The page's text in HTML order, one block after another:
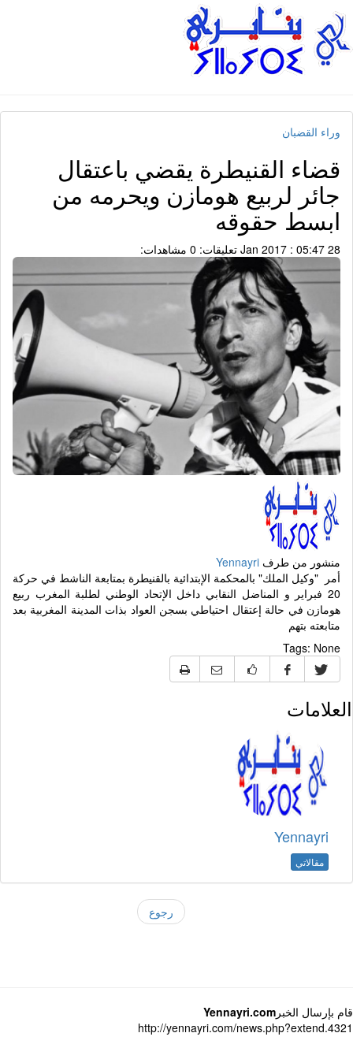
وراء القضبان
قضاء القنيطرة يقضي باعتقال
جائر لربيع هومازن ويحرمه من
ابسط حقوقه
28 Jan 2017 : 05:47 تعليقات: 0 مشاهدات:
منشور من طرف Yennayri
أمر "وكيل الملك" بالمحكمة الإبتدائية بالقنيطرة بمتابعة الناشط في حركة
20 فبراير و المناضل النقابي داخل الإتحاد الوطني لطلبة المغرب ربيع
هومازن في حالة إعتقال احتياطي بسجن العواد بذات المدينة المغربية بعد
متابعته بتهم
Tags: None
العلامات
Yennayri
مقالاتي
رجوع
قام بإرسال الخبر Yennayri.com
http://yennayri.com/news.php?extend.4321